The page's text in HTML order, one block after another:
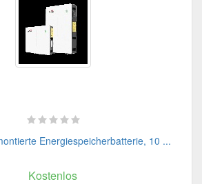
Energiespeicherbatterie, 10 ...
Kostenlos